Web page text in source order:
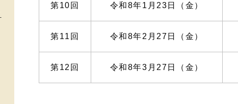
第10回 令和8年1月23日（金）
第11回 令和8年2月27日（金）
第12回 令和8年3月27日（金）